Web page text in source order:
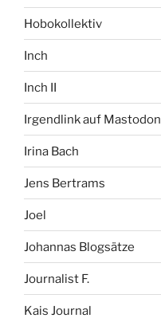
Hobokollektiv
Inch
Inch II
Irgendlink auf Mastodon
Irina Bach
Jens Bertrams
Joel
Johannas Blogsätze
Journalist F.
Kais Journal